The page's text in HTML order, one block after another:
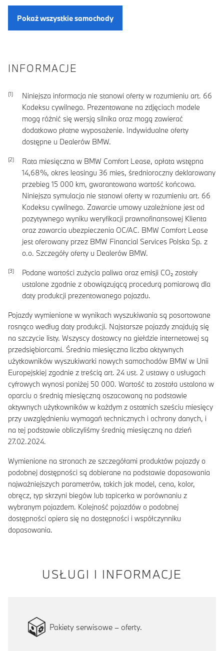
Pokaż wszystkie samochody
INFORMACJE
Niniejsza informacja nie stanowi oferty w rozumieniu art. 66
Kodeksu cywilnego. Prezentowane na zdjęciach modele
mogą różnić się wersją silnika oraz mogą zawierać
dodatkowo płatne wyposażenie. Indywidualne oferty
dostępne u Dealerów BMW.
Rata miesięczna w BMW Comfort Lease, opłata wstępna
14,68%, okres leasingu 36 mies, średnioroczny deklarowany
przebieg 15 000 km, gwarantowana wartość końcowa.
Niniejsza symulacja nie stanowi oferty w rozumieniu art. 66
Kodeksu cywilnego. Zawarcie umowy uzależnione jest od
pozytywnego wyniku weryfikacji prawnofinansowej Klienta
oraz zawarcia ubezpieczenia OC/AC. BMW Comfort Lease
jest oferowany przez BMW Financial Services Polska Sp. z
o.o. Szczegóły oferty u Dealerów BMW.
Podane wartości zużycia paliwa oraz emisji CO₂ zostały
ustalone zgodnie z obowiązującą procedurą pomiarową dla
daty produkcji prezentowanego pojazdu.
Pojazdy wymienione w wynikach wyszukiwania są posortowane
rosnąco według daty produkcji. Najstarsze pojazdy znajdują się
na szczycie listy. Wszyscy dostawcy na giełdzie internetowej są
przedsiębiorcami. Średnia miesięczna liczba aktywnych
użytkowników wyszukiwarki nowych samochodów BMW w Unii
Europejskiej zgodnie z treścią art. 24 ust. 2 ustawy o usługach
cyfrowych wynosi poniżej 50 000. Wartość ta została ustalona w
oparciu o średnią miesięczną oszacowaną na podstawie
aktywnych użytkowników w każdym z ostatnich sześciu miesięcy
przy uwzględnieniu wymagań technicznych i ochrony danych, i
na tej podstawie obliczyliśmy średnią miesięczną na dzień
27.02.2024.
Wymienione na stronach ze szczegółami produktów pojazdy o
podobnej dostępności są dobierane na podstawie dopasowania
najważniejszych parametrów, takich jak model, cena, kolor,
obręcz, typ skrzyni biegów lub tapicerka w porównaniu z
wybranym pojazdem. Kolejność pojazdów o podobnej
dostępności opiera się na dostępności i współczynniku
dopasowania.
USŁUGI I INFORMACJE
Pakiety serwisowe – oferty.